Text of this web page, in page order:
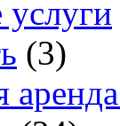
(3)